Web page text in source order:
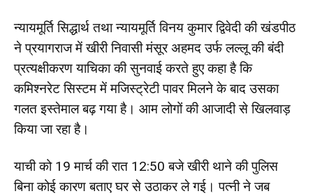
न्यायमूर्ति सिद्धार्थ तथा न्यायमूर्ति विनय कुमार द्विवेदी की खंडपीठ
ने प्रयागराज में खीरी निवासी मंसूर अहमद उर्फ लल्लू की बंदी
प्रत्यक्षीकरण याचिका की सुनवाई करते हुए कहा है कि
कमिश्नरेट सिस्टम में मजिस्ट्रेटी पावर मिलने के बाद उसका
गलत इस्तेमाल बढ़ गया है। आम लोगों की आजादी से खिलवाड़
किया जा रहा है।
याची को 19 मार्च की रात 12:50 बजे खीरी थाने की पुलिस
बिना कोई कारण बताए घर से उठाकर ले गई। पत्नी ने जब